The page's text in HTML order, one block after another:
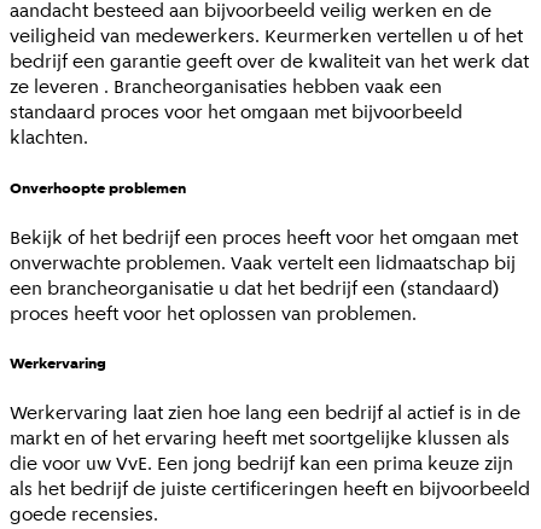
aandacht besteed aan bijvoorbeeld veilig werken en de
veiligheid van medewerkers. Keurmerken vertellen u of het
bedrijf een garantie geeft over de kwaliteit van het werk dat
ze leveren . Brancheorganisaties hebben vaak een
standaard proces voor het omgaan met bijvoorbeeld
klachten.
Onverhoopte problemen
Bekijk of het bedrijf een proces heeft voor het omgaan met
onverwachte problemen. Vaak vertelt een lidmaatschap bij
een brancheorganisatie u dat het bedrijf een (standaard)
proces heeft voor het oplossen van problemen.
Werkervaring
Werkervaring laat zien hoe lang een bedrijf al actief is in de
markt en of het ervaring heeft met soortgelijke klussen als
die voor uw VvE. Een jong bedrijf kan een prima keuze zijn
als het bedrijf de juiste certificeringen heeft en bijvoorbeeld
goede recensies.